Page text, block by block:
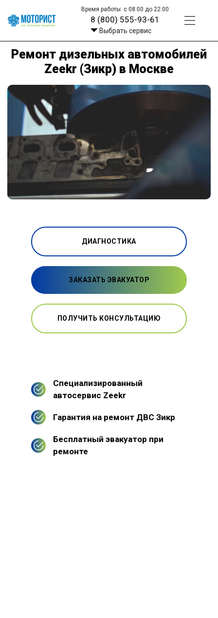
Время работы: с 08:00 до 22:00
8 (800) 555-93-61
Выбрать сервис
Ремонт дизельных автомобилей
Zeekr (Зикр) в Москве
ДИАГНОСТИКА
ЗАКАЗАТЬ ЭВАКУАТОР
ПОЛУЧИТЬ КОНСУЛЬТАЦИЮ
Специализированный
автосервис Zeekr
Гарантия на ремонт ДВС Зикр
Бесплатный эвакуатор при
ремонте